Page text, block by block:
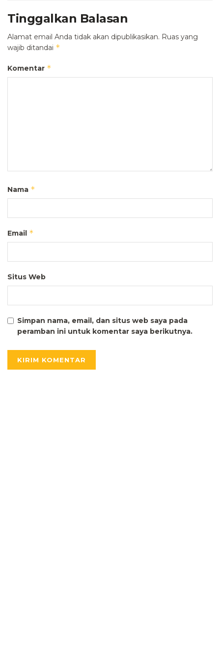
Tinggalkan Balasan
Alamat email Anda tidak akan dipublikasikan. Ruas yang
wajib ditandai *
Komentar *
Nama *
Email *
Situs Web
Simpan nama, email, dan situs web saya pada
peramban ini untuk komentar saya berikutnya.